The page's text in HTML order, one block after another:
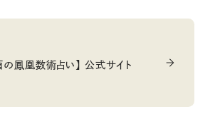
の鳳凰数術占い】 公式サイト